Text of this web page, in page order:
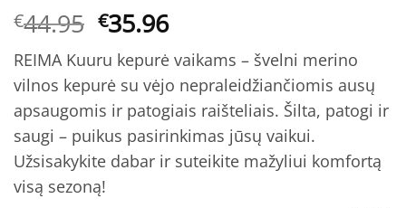
€44.95 Original
price
was:
€44.95.
€35.96Current
price
is:
€35.96.
REIMA Kuuru kepurė vaikams – švelni merino
vilnos kepurė su vėjo nepraleidžiančiomis ausų
apsaugomis ir patogiais raišteliais. Šilta, patogi ir
saugi – puikus pasirinkimas jūsų vaikui.
Užsisakykite dabar ir suteikite mažyliui komfortą
visą sezoną!